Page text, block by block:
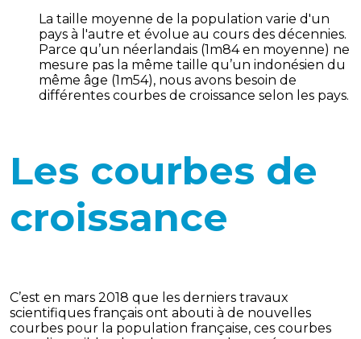
La taille moyenne de la population varie d'un
pays à l'autre et évolue au cours des décennies.
Parce qu’un néerlandais (1m84 en moyenne) ne
mesure pas la même taille qu’un indonésien du
même âge (1m54), nous avons besoin de
différentes courbes de croissance selon les pays.
Les courbes de
croissance
C’est en mars 2018 que les derniers travaux
scientifiques français ont abouti à de nouvelles
courbes pour la population française, ces courbes